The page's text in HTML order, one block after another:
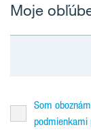
Moje
Som
podmienkami